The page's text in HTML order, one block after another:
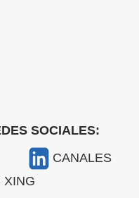
SOCIALES:
CANALES
XING